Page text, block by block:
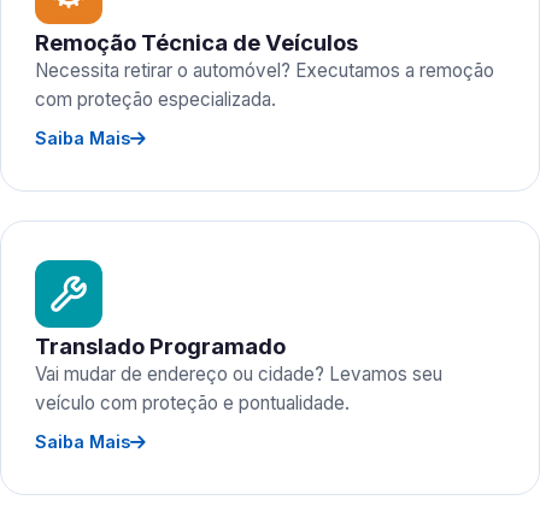
Remoção Técnica de Veículos
Necessita retirar o automóvel? Executamos a remoção
com proteção especializada.
Saiba Mais
Translado Programado
Vai mudar de endereço ou cidade? Levamos seu
veículo com proteção e pontualidade.
Saiba Mais